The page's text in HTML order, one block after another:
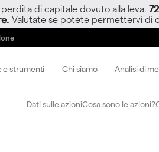
di capitale dovuto alla leva.
Valutate se potete permettervi di
e strumenti Chi siamo Analisi di
Dati sulle azioniCosa sono le azioni?